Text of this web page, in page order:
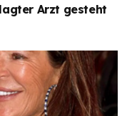
Arzt gesteht